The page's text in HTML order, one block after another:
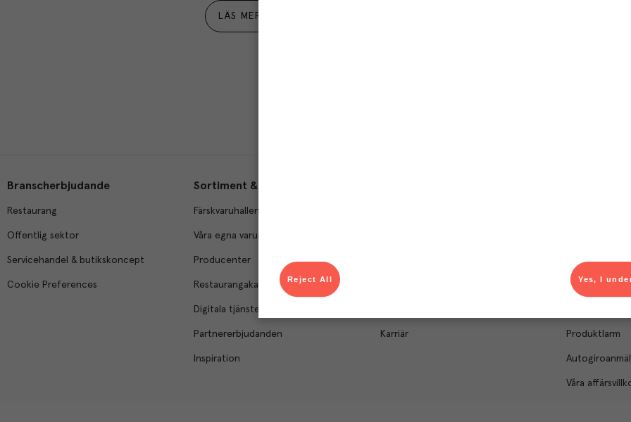
LÄS MER
Branscherbjudande
Restaurang
Offentlig sektor
Servicehandel & butikskoncept
Cookie Preferences
Sortiment & tjänster
Färskvaruhallen
Våra egna varumärken
Producenter
Restaurangakademien
Digitala tjänster
Partnererbjudanden
Inspiration
Karriär
Säljavdelning
Kontor & lager
Produktlarm
Våra
Yes, I
Reject All